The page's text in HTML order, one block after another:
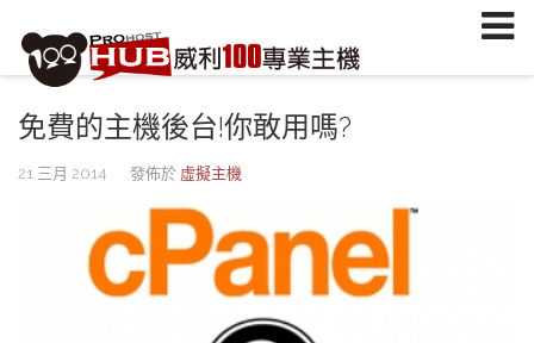
免費的主機後台!你敢用嗎?
21 三月 2014 發佈於 虛擬主機
註冊/登入或註冊會員
信箱
安全密鑰(已設定雙重認證才需輸入)
加入會員
忘記您的密碼？